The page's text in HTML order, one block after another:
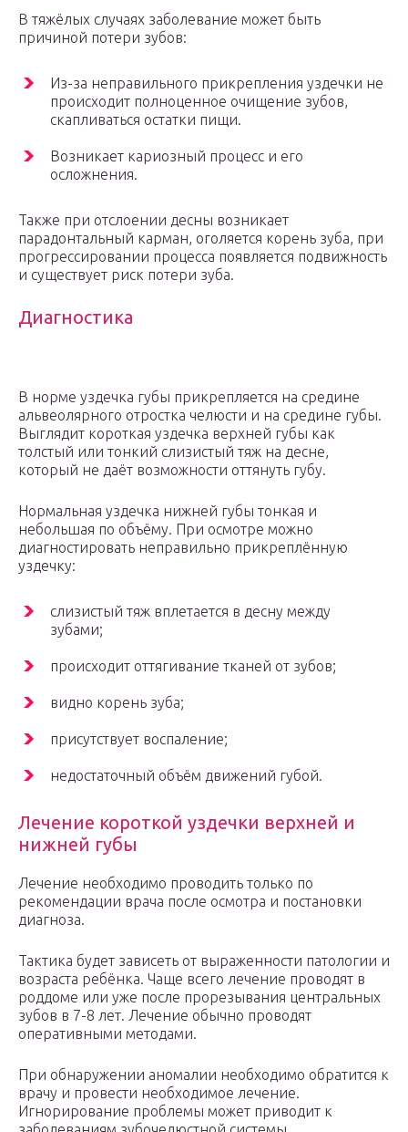
В тяжёлых случаях заболевание может быть
причиной потери зубов:
Из-за неправильного прикрепления уздечки не
происходит полноценное очищение зубов,
скапливаться остатки пищи.
Возникает кариозный процесс и его
осложнения.
Также при отслоении десны возникает
парадонтальный карман, оголяется корень зуба, при
прогрессировании процесса появляется подвижность
и существует риск потери зуба.
Диагностика
В норме уздечка губы прикрепляется на средине
альвеолярного отростка челюсти и на средине губы.
Выглядит короткая уздечка верхней губы как
толстый или тонкий слизистый тяж на десне,
который не даёт возможности оттянуть губу.
Нормальная уздечка нижней губы тонкая и
небольшая по объёму. При осмотре можно
диагностировать неправильно прикреплённую
уздечку:
слизистый тяж вплетается в десну между
зубами;
происходит оттягивание тканей от зубов;
видно корень зуба;
присутствует воспаление;
недостаточный объём движений губой.
Лечение короткой уздечки верхней и
нижней губы
Лечение необходимо проводить только по
рекомендации врача после осмотра и постановки
диагноза.
Тактика будет зависеть от выраженности патологии и
возраста ребёнка. Чаще всего лечение проводят в
роддоме или уже после прорезывания центральных
зубов в 7-8 лет. Лечение обычно проводят
оперативными методами.
При обнаружении аномалии необходимо обратится к
врачу и провести необходимое лечение.
Игнорирование проблемы может приводит к